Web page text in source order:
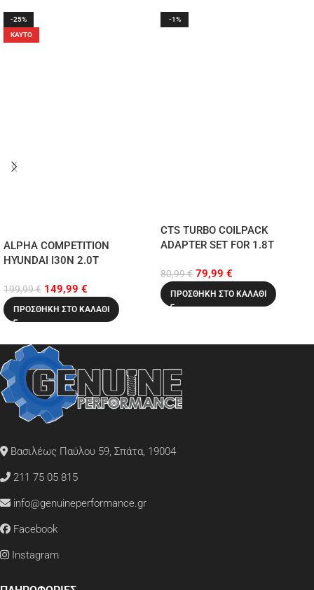
-25%
ΚΑΥΤΌ
ALPHA COMPETITION
HYUNDAI I30N 2.0T
4ΑΔΑ)
199,99€ 149,99 €
ΠΡΟΣΘΉΚΗ ΣΤΟ ΚΑΛΆΘΙ
-1%
CTS TURBO COILPACK
ADAPTER SET FOR 1.8T
80,99€ 79,99 €
ΠΡΟΣΘΉΚΗ ΣΤΟ ΚΑΛΆΘΙ
Βασιλέως Παύλου 59, Σπάτα, 19004
211 75 05 815
info@genuineperformance.gr
Facebook
Instagram